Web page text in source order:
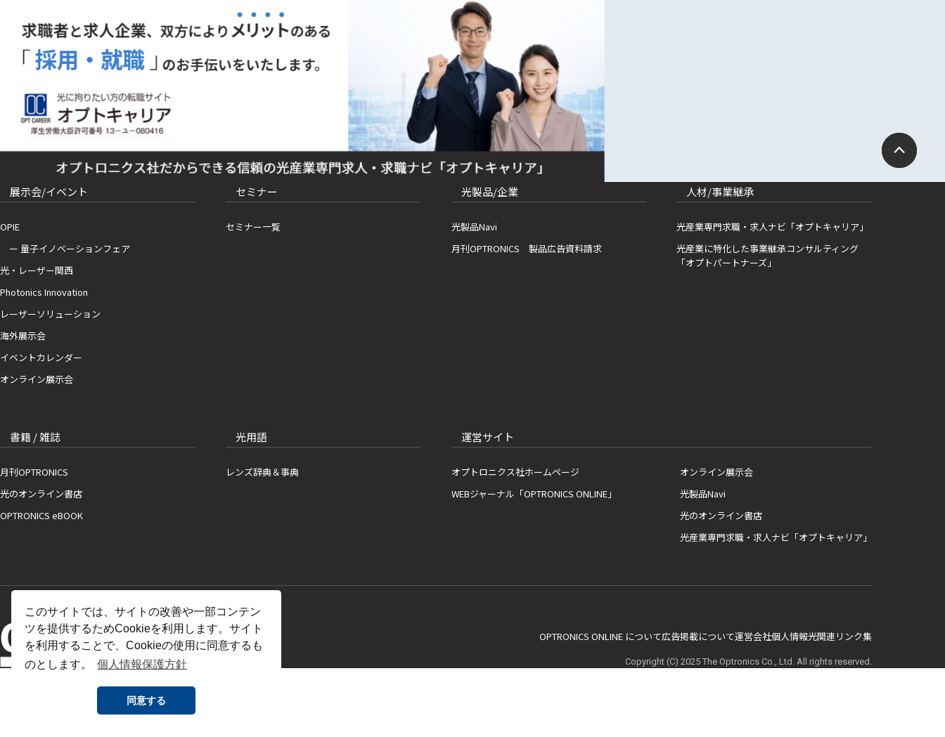
このサイトでは、サイトの改善や一部コンテン
ツを提供するためCookieを利用します。サイト
を利用することで、Cookieの使用に同意するも
のとします。
個人情報保護方針
同意する
展示会/イベント
OPIE
ー 量子イノベーションフェア
光・レーザー関西
Photonics Innovation
レーザーソリューション
海外展示会
イベントカレンダー
オンライン展示会
セミナー
セミナー一覧
光製品/企業
光製品Navi
月刊OPTRONICS 製品広告資料請求
人材/事業継承
光産業専門求職・求人ナビ「オプトキャリア」
光産業に特化した事業継承コンサルティング
「オプトパートナーズ」
書籍 / 雑誌
月刊OPTRONICS
光のオンライン書店
OPTRONICS eBOOK
光用語
レンズ辞典＆事典
運営サイト
オプトロニクス社ホームページ
WEBジャーナル「OPTRONICS ONLINE」
オンライン展示会
光製品Navi
光のオンライン書店
光産業専門求職・求人ナビ「オプトキャリア」
OPTRONICS ONLINE について広告掲載について運営会社個人情報光関連リンク集
Copyright (C) 2025 The Optronics Co., Ltd. All rights reserved.